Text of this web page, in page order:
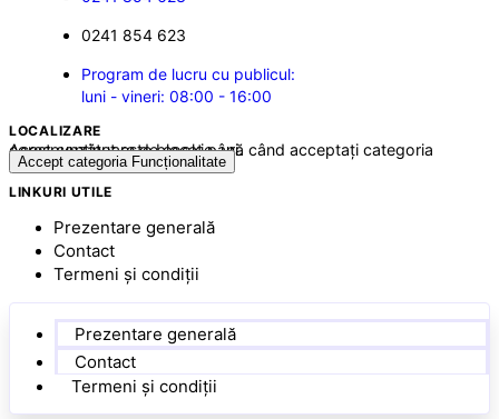
0241 854 623
Program de lucru cu publicul:
luni - vineri: 08:00 - 16:00
LOCALIZARE
Acest conținut este blocat până când acceptați categoria corespunzătoare de cookie-uri.
Accept categoria Funcționalitate
LINKURI UTILE
Prezentare generală
Contact
Termeni și condiții
Prezentare generală
Contact
Termeni și condiții